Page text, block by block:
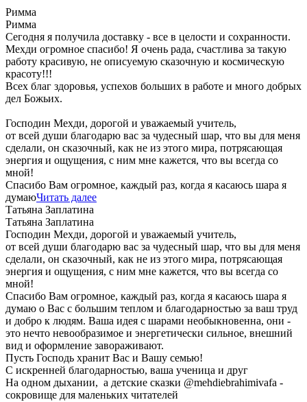
Римма
Римма
Сегодня я получила доставку - все в целости и сохранности.
Мехди огромное спасибо! Я очень рада, счастлива за такую
работу красивую, не описуемую сказочную и космическую
красоту!!!
Всех благ здоровья, успехов больших в работе и много добрых
дел Божьих.
Господин Мехди, дорогой и уважаемый учитель,
от всей души благодарю вас за чудесный шар, что вы для меня
сделали, он сказочный, как не из этого мира, потрясающая
энергия и ощущения, с ним мне кажется, что вы всегда со
мной!
Спасибо Вам огромное, каждый раз, когда я касаюсь шара я
думаюЧитать далее
Татьяна Заплатина
Татьяна Заплатина
Господин Мехди, дорогой и уважаемый учитель,
от всей души благодарю вас за чудесный шар, что вы для меня
сделали, он сказочный, как не из этого мира, потрясающая
энергия и ощущения, с ним мне кажется, что вы всегда со
мной!
Спасибо Вам огромное, каждый раз, когда я касаюсь шара я
думаю о Вас с большим теплом и благодарностью за ваш труд
и добро к людям. Ваша идея с шарами необыкновенна, они -
это нечто невообразимое и энергетически сильное, внешний
вид и оформление завораживают.
Пусть Господь хранит Вас и Вашу семью!
С искренней благодарностью, ваша ученица и друг
На одном дыхании, а детские сказки @mehdiebrahimivafa -
сокровище для маленьких читателей